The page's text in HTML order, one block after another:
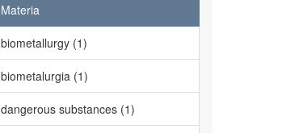
Materia
biometallurgy (1)
biometalurgia (1)
dangerous substances (1)